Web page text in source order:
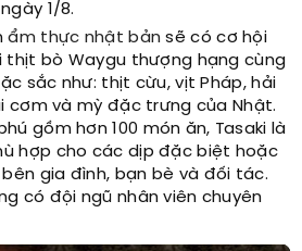
1/8.
ẩm thực nhật bản sẽ có cơ hội
bò Waygu thượng hạng cùng
sắc như: thịt cừu, vịt Pháp, hải
cơm và mỳ đặc trưng của Nhật.
gồm hơn 100 món ăn, Tasaki là
hợp cho các dịp đặc biệt hoặc
gia đình, bạn bè và đối tác.
có đội ngũ nhân viên chuyên